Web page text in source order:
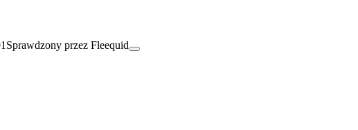
Sprawdzony przez Fleequid